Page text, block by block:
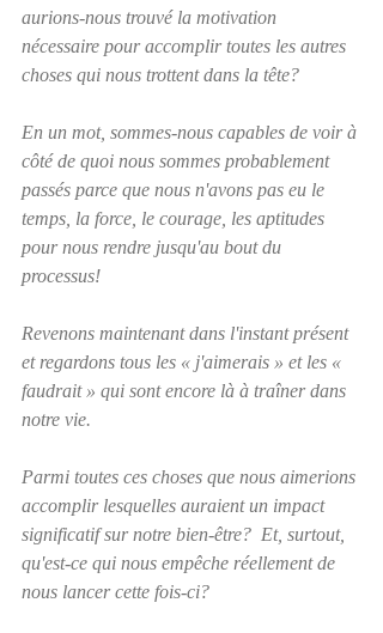
aurions-nous trouvé la motivation
nécessaire pour accomplir toutes les autres
choses qui nous trottent dans la tête?
En un mot, sommes-nous capables de voir à
côté de quoi nous sommes probablement
passés parce que nous n'avons pas eu le
temps, la force, le courage, les aptitudes
pour nous rendre jusqu'au bout du
processus!
Revenons maintenant dans l'instant présent
et regardons tous les « j'aimerais » et les «
faudrait » qui sont encore là à traîner dans
notre vie.
Parmi toutes ces choses que nous aimerions
accomplir lesquelles auraient un impact
significatif sur notre bien-être?  Et, surtout,
qu'est-ce qui nous empêche réellement de
nous lancer cette fois-ci?